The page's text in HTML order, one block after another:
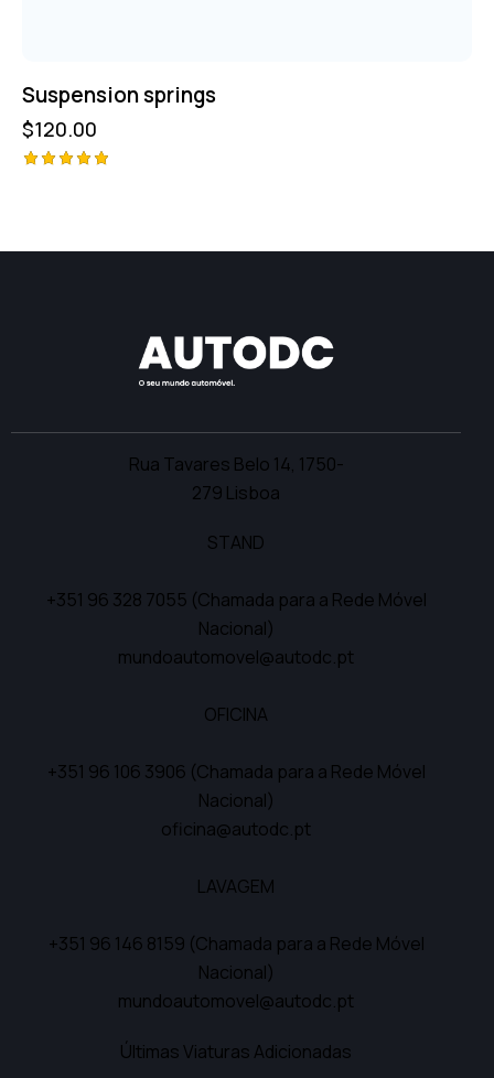
Suspension springs
$120.00
Rua Tavares Belo 14, 1750-
279 Lisboa
STAND
+351 96 328 7055 (Chamada para a Rede Móvel
Nacional)
mundoautomovel@autodc.pt
OFICINA
+351 96 106 3906 (Chamada para a Rede Móvel
Nacional)
oficina@autodc.pt
LAVAGEM
+351 96 146 8159 (Chamada para a Rede Móvel
Nacional)
mundoautomovel@autodc.pt
Últimas Viaturas Adicionadas